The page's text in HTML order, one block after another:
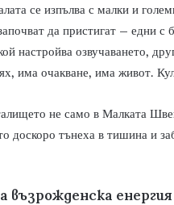
се изпълва с малки и
да пристигат – едни
настройва озвучаването,
има очакване, има живот.
не само в Малката
доскоро тънеха в тишина и
възрожденска енергия